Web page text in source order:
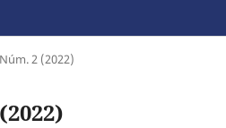
2 (2022)